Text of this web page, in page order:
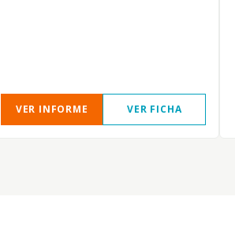
VER INFORME VER FICHA